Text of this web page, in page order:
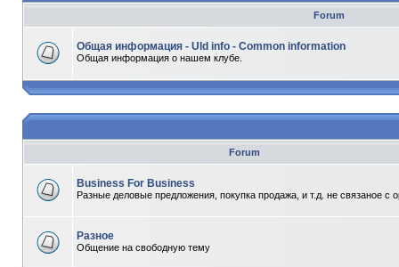
Forum
Общая информация - Uld info - Common information
Общая информация о нашем клубе.
Forum
Business For Business
Разные деловые предложения, покупка продажа, и т.д. не связаное с
Разное
Общение на свободную тему